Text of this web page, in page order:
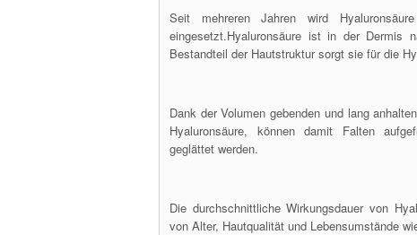
Seit mehreren Jahren wird
eingesetzt.Hyaluronsäure ist in der Dermis
Bestandteil der Hautstruktur sorgt sie für die
Dank der Volumen gebenden und lang
Hyaluronsäure, können damit Falten
geglättet werden.
Die durchschnittliche Wirkungsdauer von
von Alter, Hautqualität und Lebensumstände